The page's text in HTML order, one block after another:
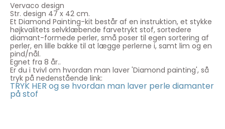
Vervaco design
Str. design 47 x 42 cm.
Et Diamond Painting-kit består af en instruktion, et stykke
højkvalitets selvklæbende farvetrykt stof, sortedere
diamant-formede perler, små poser til egen sortering af
perler, en lille bakke til at lægge perlerne i, samt lim og en
pind/nål.
Egnet fra 8 år..
Er du i tvivl om hvordan man laver 'Diamond painting', så
tryk på nedenstående link:
TRYK HER og se hvordan man laver perle diamanter
på stof